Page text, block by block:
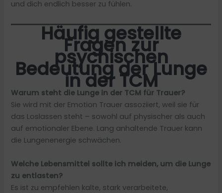
und dich endlich besser zu fühlen.
Häufig gestellte
Fragen zur
psychischen
Bedeutung der Lunge
in der TCM
Warum steht die Lunge in der TCM für Trauer?
Sie wird mit der Emotion Trauer assoziiert, weil sie für
das Loslassen steht – sowohl auf physischer als auch
auf emotionaler Ebene. Lang anhaltende Trauer kann
die Lungenenergie schwächen.
Welche Lebensmittel sollte ich meiden, um die Lunge
zu entlasten?
Es ist zu empfehlen kalte, stark verarbeitete,